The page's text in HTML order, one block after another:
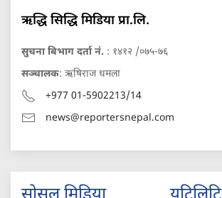
ऋद्धि सिद्धि मिडिया प्रा.लि.
सुचना बिभाग दर्ता नं. : १४१२ /०७५-७६
सञ्चालक: ऋषिराज धमला
+977 01-5902213/14
news@reportersnepal.com